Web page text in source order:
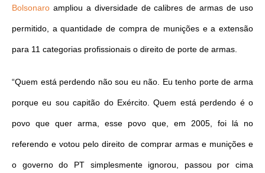
Bolsonaro ampliou a diversidade de calibres de armas de uso
permitido, a quantidade de compra de munições e a extensão
para 11 categorias profissionais o direito de porte de armas.
“Quem está perdendo não sou eu não. Eu tenho porte de arma
porque eu sou capitão do Exército. Quem está perdendo é o
povo que quer arma, esse povo que, em 2005, foi lá no
referendo e votou pelo direito de comprar armas e munições e
o governo do PT simplesmente ignorou, passou por cima